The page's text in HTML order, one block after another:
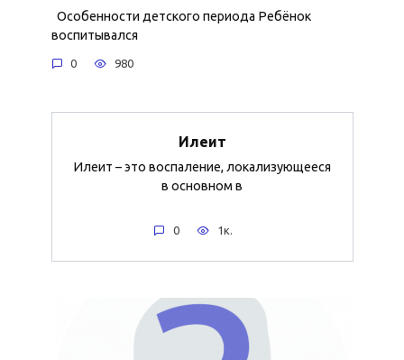
Особенности детского периода Ребёнок
воспитывался
0 980
Илеит
Илеит – это воспаление, локализующееся
в основном в
0 1к.